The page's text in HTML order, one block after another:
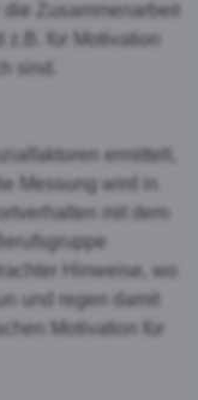
Zusammenarbeit
z.B. für Motivation
sind.
ermittelt,
Messung wird in
mit dem
Hinweise, wo
und regen damit
Motivation für